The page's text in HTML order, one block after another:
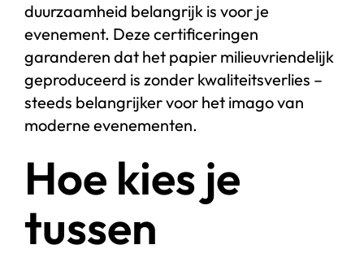
duurzaamheid belangrijk is voor je
evenement. Deze certificeringen
garanderen dat het papier milieuvriendelijk
geproduceerd is zonder kwaliteitsverlies –
steeds belangrijker voor het imago van
moderne evenementen.
Hoe kies je
tussen